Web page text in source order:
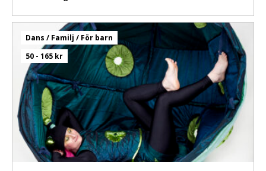
Publikplatserna är på en sluttande gräsmatta, ta med
egen picknickfilt att sitta på. Brassestol är också
tillåtet att ta med. Föreställningen spelas i alla väder
(utom åska). Ta med kläder efter väder. Keps som
solskydd och regnkläder/poncho vid regn. Förbjudet
med paraply då det skymmer sikten.
Dans / Familj / För barn
50 - 165 kr